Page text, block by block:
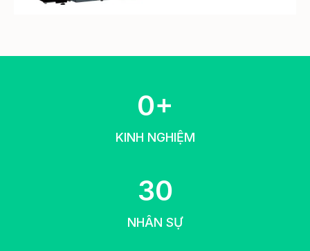
0+
KINH NGHIỆM
30
NHÂN SỰ